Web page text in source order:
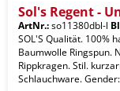
Sol's Regent -
ArtNr.:so11380dbl-l
SOL'S Qualität. 100%
Baumwolle Ringspun.
Rippkragen. Stil.
Schlauchware.